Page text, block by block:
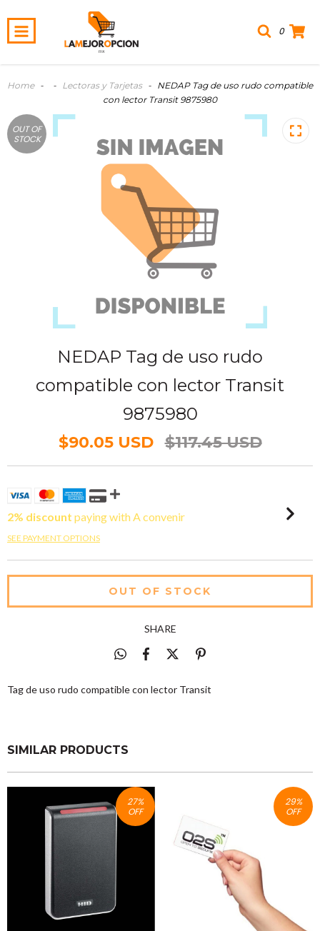
0
Home - - Lectoras y Tarjetas - NEDAP Tag de uso rudo compatible
con lector Transit 9875980
OUT OF
STOCK
NEDAP Tag de uso rudo
compatible con lector Transit
9875980
$90.05 USD $117.45 USD
2% discount paying with A convenir
SEE PAYMENT OPTIONS
SHARE
Tag de uso rudo compatible con lector Transit
SIMILAR PRODUCTS
27%
OFF
29%
OFF